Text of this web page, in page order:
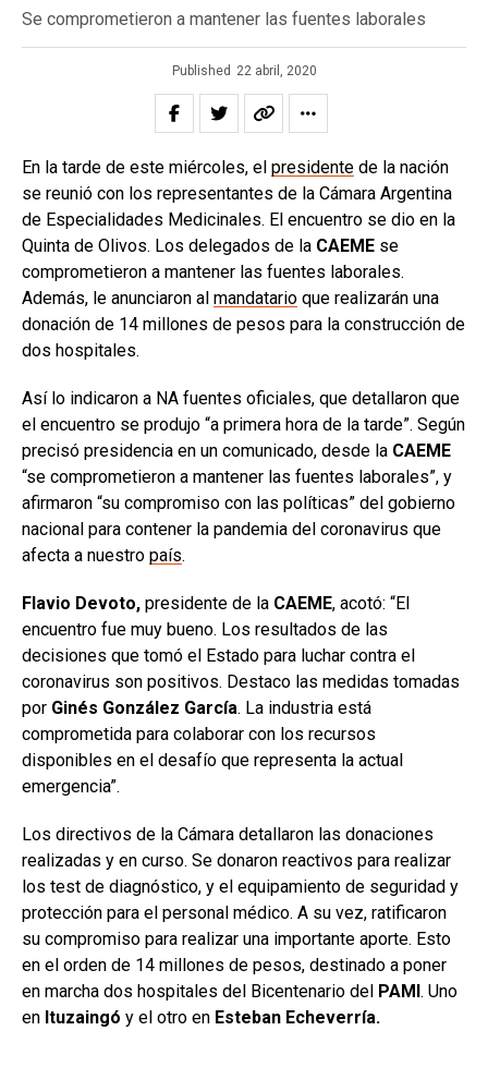
Se comprometieron a mantener las fuentes laborales
Published 22 abril, 2020
En la tarde de este miércoles, el presidente de la nación
se reunió con los representantes de la Cámara Argentina
de Especialidades Medicinales. El encuentro se dio en la
Quinta de Olivos. Los delegados de la CAEME se
comprometieron a mantener las fuentes laborales.
Además, le anunciaron al mandatario que realizarán una
donación de 14 millones de pesos para la construcción de
dos hospitales.
Así lo indicaron a NA fuentes oficiales, que detallaron que
el encuentro se produjo “a primera hora de la tarde”. Según
precisó presidencia en un comunicado, desde la CAEME
“se comprometieron a mantener las fuentes laborales”, y
afirmaron “su compromiso con las políticas” del gobierno
nacional para contener la pandemia del coronavirus que
afecta a nuestro país.
Flavio Devoto, presidente de la CAEME, acotó: “El
encuentro fue muy bueno. Los resultados de las
decisiones que tomó el Estado para luchar contra el
coronavirus son positivos. Destaco las medidas tomadas
por Ginés González García. La industria está
comprometida para colaborar con los recursos
disponibles en el desafío que representa la actual
emergencia”.
Los directivos de la Cámara detallaron las donaciones
realizadas y en curso. Se donaron reactivos para realizar
los test de diagnóstico, y el equipamiento de seguridad y
protección para el personal médico. A su vez, ratificaron
su compromiso para realizar una importante aporte. Esto
en el orden de 14 millones de pesos, destinado a poner
en marcha dos hospitales del Bicentenario del PAMI. Uno
en Ituzaingó y el otro en Esteban Echeverría.